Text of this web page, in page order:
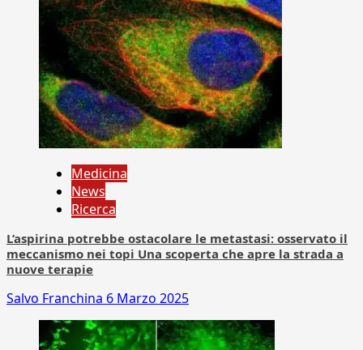
Medicina
News
Ricerca
L’aspirina potrebbe ostacolare le metastasi: osservato il
meccanismo nei topi Una scoperta che apre la strada a
nuove terapie
Salvo Franchina 6 Marzo 2025